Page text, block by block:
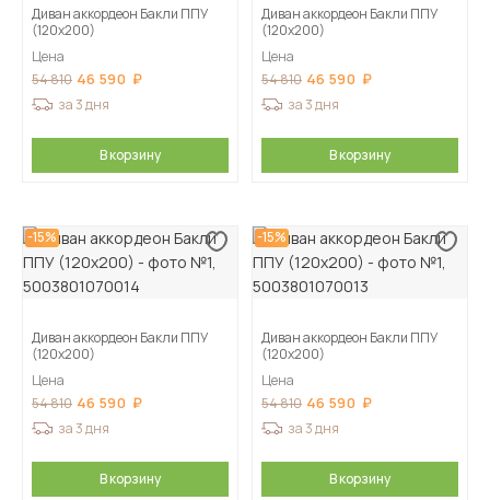
Диван аккордеон Бакли ППУ
(120х200)
Цена
54 810 46 590
за 3 дня
В корзину
Диван аккордеон Бакли ППУ
(120х200)
Цена
54 810 46 590
за 3 дня
В корзину
-15%
Диван аккордеон Бакли ППУ
(120х200)
Цена
54 810 46 590
за 3 дня
В корзину
-15%
Диван аккордеон Бакли ППУ
(120х200)
Цена
54 810 46 590
за 3 дня
В корзину